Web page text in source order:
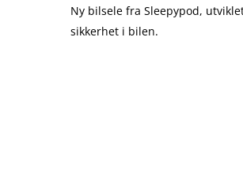
Ny bilsele fra Sleepypod,
sikkerhet i bilen.